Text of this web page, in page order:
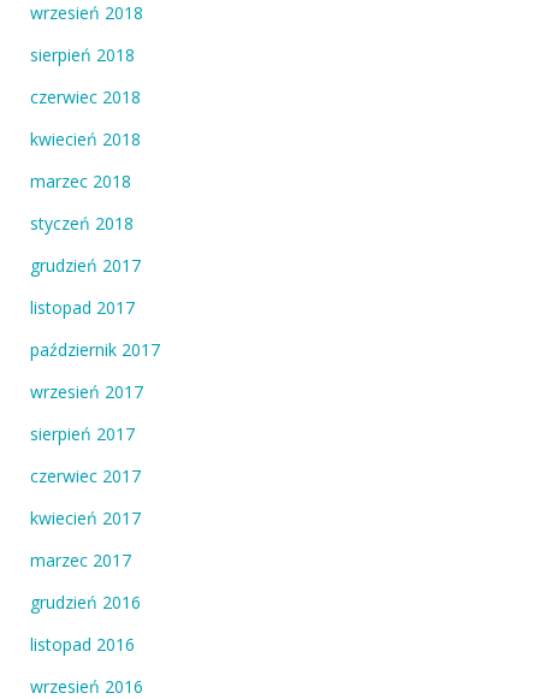
wrzesień 2018
sierpień 2018
czerwiec 2018
kwiecień 2018
marzec 2018
styczeń 2018
grudzień 2017
listopad 2017
październik 2017
wrzesień 2017
sierpień 2017
czerwiec 2017
kwiecień 2017
marzec 2017
grudzień 2016
listopad 2016
wrzesień 2016